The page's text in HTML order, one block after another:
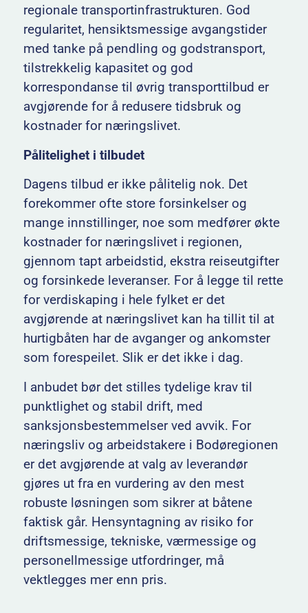
regionale transportinfrastrukturen. God
regularitet, hensiktsmessige avgangstider
med tanke på pendling og godstransport,
tilstrekkelig kapasitet og god
korrespondanse til øvrig transporttilbud er
avgjørende for å redusere tidsbruk og
kostnader for næringslivet.
Pålitelighet i tilbudet
Dagens tilbud er ikke pålitelig nok. Det
forekommer ofte store forsinkelser og
mange innstillinger, noe som medfører økte
kostnader for næringslivet i regionen,
gjennom tapt arbeidstid, ekstra reiseutgifter
og forsinkede leveranser. For å legge til rette
for verdiskaping i hele fylket er det
avgjørende at næringslivet kan ha tillit til at
hurtigbåten har de avganger og ankomster
som forespeilet. Slik er det ikke i dag.
I anbudet bør det stilles tydelige krav til
punktlighet og stabil drift, med
sanksjonsbestemmelser ved avvik. For
næringsliv og arbeidstakere i Bodøregionen
er det avgjørende at valg av leverandør
gjøres ut fra en vurdering av den mest
robuste løsningen som sikrer at båtene
faktisk går. Hensyntagning av risiko for
driftsmessige, tekniske, værmessige og
personellmessige utfordringer, må
vektlegges mer enn pris.